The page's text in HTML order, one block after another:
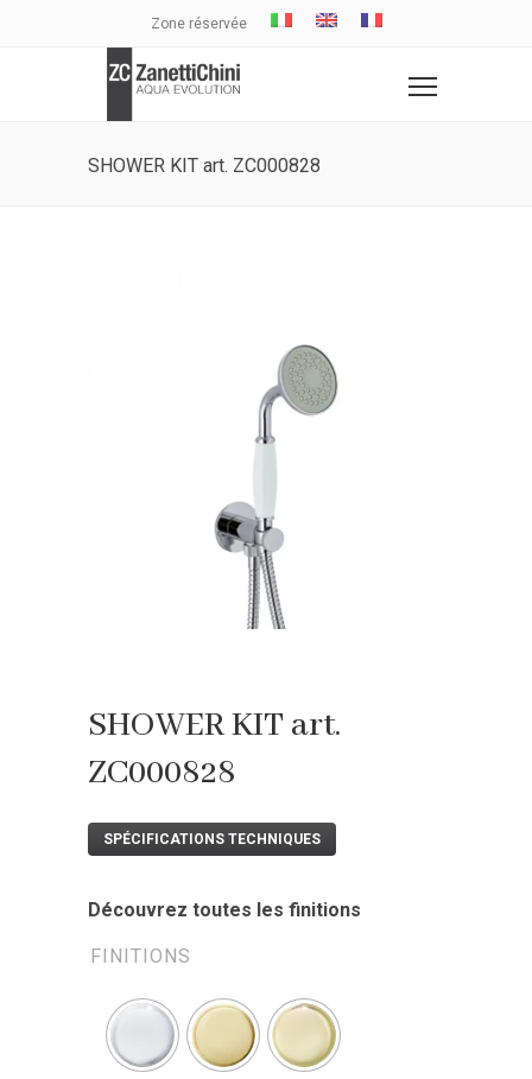
Zone réservée
SHOWER KIT art. ZC000828
SHOWER KIT art.
ZC000828
SPÉCIFICATIONS TECHNIQUES
Découvrez toutes les finitions
FINITIONS